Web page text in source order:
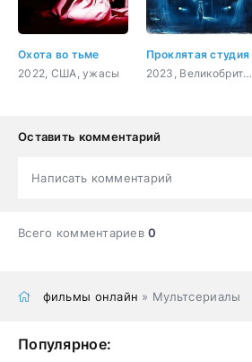
Охота во тьме
2022, США, ужасы
Проклятая студия
2023, Великобритания, ужасы, комедия
Оставить комментарий
Написать комментарий
Всего комментариев0
фильмы онлайн » Мультсериалы
Популярное: